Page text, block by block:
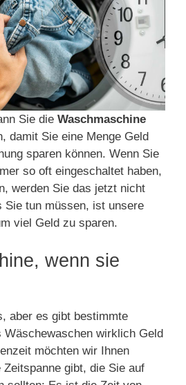
Sie die Waschmaschine
damit Sie eine Menge Geld
sparen können. Wenn Sie
so oft eingeschaltet haben,
werden Sie das jetzt nicht
Sie tun müssen, ist unsere
viel Geld zu sparen.
wenn sie
aber es gibt bestimmte
Wäschewaschen wirklich Geld
möchten wir Ihnen
gibt, die Sie auf